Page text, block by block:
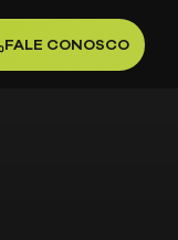
FALE CONOSCO